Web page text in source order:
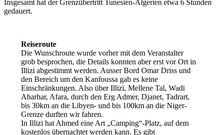
Insgesamt hat der Grenzübertritt Tunesien-Algerien etwa 6 Stunden
gedauert.
Reiseroute
Die Wunschroute wurde vorher mit dem Veranstalter
grob besprochen, die Details konnten aber erst vor Ort in
Illizi abgestimmt werden. Ausser Bord Omar Driss und
den Bereich um den Kanfoussa gab es keine
Einschränkungen. Also über Illizi, Mellene Tal, Wadi
Aharhar, Afara, durch den Erg Admer, Djanet, Tadrart,
bis 30km an die Libyen- und bis 100km an die Niger-
Grenze durften wir fahren.
In Illizi hat Ahmed eine Art „Camping“-Platz, auf dem
kostenlos übernachtet werden kann. Es gibt